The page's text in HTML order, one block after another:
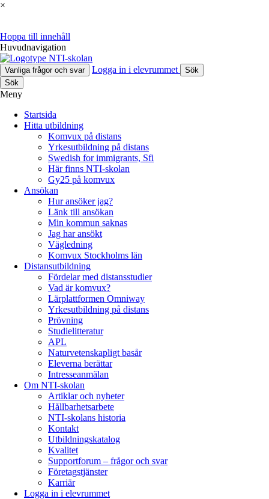
×
Hoppa till innehåll
Huvudnavigation
Vanliga frågor och svar Logga in i elevrummet
Sök
Sök
Meny
Startsida
Hitta utbildning
Komvux på distans
Yrkesutbildning på distans
Swedish for immigrants, Sfi
Här finns NTI-skolan
Gy25 på komvux
Ansökan
Hur ansöker jag?
Länk till ansökan
Min kommun saknas
Jag har ansökt
Vägledning
Komvux Stockholms län
Distansutbildning
Fördelar med distansstudier
Vad är komvux?
Lärplattformen Omniway
Yrkesutbildning på distans
Prövning
Studielitteratur
APL
Naturvetenskapligt basår
Eleverna berättar
Intresseanmälan
Om NTI-skolan
Artiklar och nyheter
Hållbarhetsarbete
NTI-skolans historia
Kontakt
Utbildningskatalog
Kvalitet
Supportforum – frågor och svar
Företagstjänster
Karriär
Logga in i elevrummet